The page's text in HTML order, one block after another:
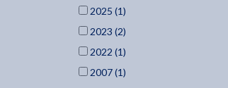
2025 (1)
2023 (2)
2022 (1)
2007 (1)